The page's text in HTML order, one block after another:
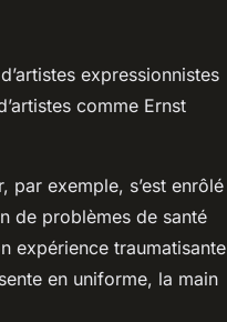
expressionnistes
comme Ernst
par exemple, s’est enrôlé
de problèmes de santé
expérience traumatisante
en uniforme, la main